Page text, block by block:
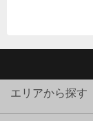
エリアから探す